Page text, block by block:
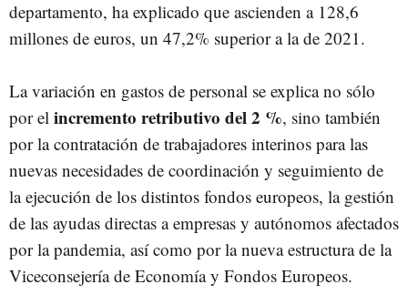
departamento, ha explicado que ascienden a 128,6
millones de euros, un 47,2% superior a la de 2021.
La variación en gastos de personal se explica no sólo
por el incremento retributivo del 2 %, sino también
por la contratación de trabajadores interinos para las
nuevas necesidades de coordinación y seguimiento de
la ejecución de los distintos fondos europeos, la gestión
de las ayudas directas a empresas y autónomos afectados
por la pandemia, así como por la nueva estructura de la
Viceconsejería de Economía y Fondos Europeos.